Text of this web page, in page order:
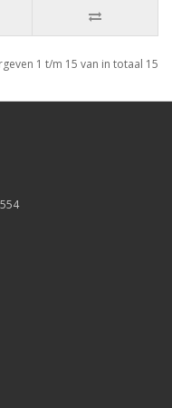
1 t/m 15 van in totaal 15